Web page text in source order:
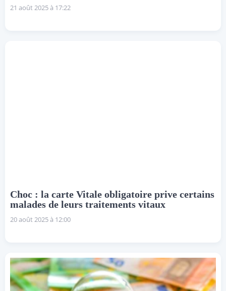
21 août 2025 à 17:22
Choc : la carte Vitale obligatoire prive certains
malades de leurs traitements vitaux
20 août 2025 à 12:00